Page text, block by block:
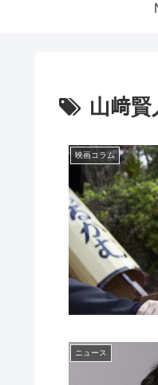
山﨑賢
映画コラム
ニュース